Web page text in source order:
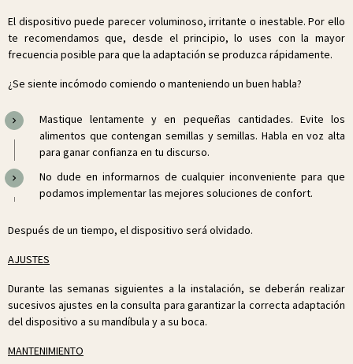
El dispositivo puede parecer voluminoso, irritante o inestable. Por ello
te recomendamos que, desde el principio, lo uses con la mayor
frecuencia posible para que la adaptación se produzca rápidamente.
¿Se siente incómodo comiendo o manteniendo un buen habla?
Mastique lentamente y en pequeñas cantidades. Evite los
alimentos que contengan semillas y semillas. Habla en voz alta
para ganar confianza en tu discurso.
No dude en informarnos de cualquier inconveniente para que
podamos implementar las mejores soluciones de confort.
Después de un tiempo, el dispositivo será olvidado.
AJUSTES
Durante las semanas siguientes a la instalación, se deberán realizar
sucesivos ajustes en la consulta para garantizar la correcta adaptación
del dispositivo a su mandíbula y a su boca.
MANTENIMIENTO